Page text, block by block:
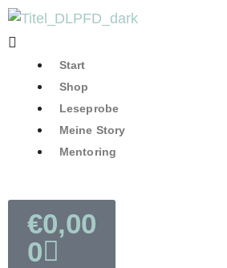
Start
Shop
Leseprobe
Meine Story
Mentoring
€0,00
0